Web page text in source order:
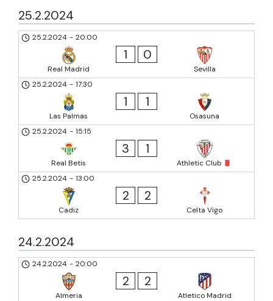
25.2.2024
25.2.2024 - 20:00
Real Madrid
1 0
Sevilla
25.2.2024 - 17:30
Las Palmas
1 1
Osasuna
25.2.2024 - 15:15
Real Betis
3 1
Athletic Club
25.2.2024 - 13:00
Cadiz
2 2
Celta Vigo
24.2.2024
24.2.2024 - 20:00
Almeria
2 2
Atletico Madrid